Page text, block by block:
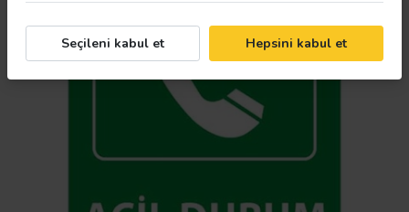
Seçileni kabul et Hepsini kabul et